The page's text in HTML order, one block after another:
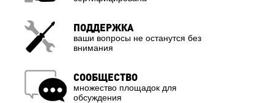
ПОДДЕРЖКА
ваши вопросы не останутся без
внимания
СООБЩЕСТВО
множество площадок для
обсуждения